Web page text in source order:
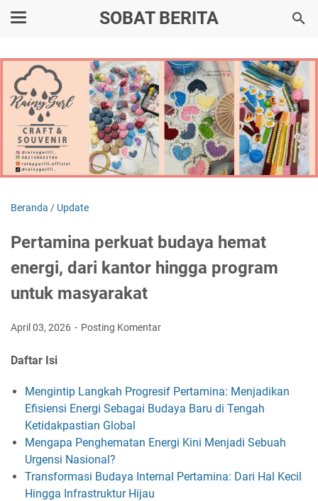
SOBAT BERITA
Beranda / Update
Pertamina perkuat budaya hemat
energi, dari kantor hingga program
untuk masyarakat
April 03, 2026 Posting Komentar
Daftar Isi
Mengintip Langkah Progresif Pertamina: Menjadikan
Efisiensi Energi Sebagai Budaya Baru di Tengah
Ketidakpastian Global
Mengapa Penghematan Energi Kini Menjadi Sebuah
Urgensi Nasional?
Transformasi Budaya Internal Pertamina: Dari Hal Kecil
Hingga Infrastruktur Hijau